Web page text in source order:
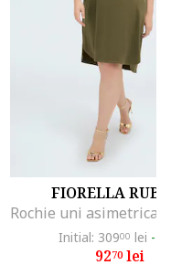
FIORELLA
Initial: 30900 lei -
9270lei